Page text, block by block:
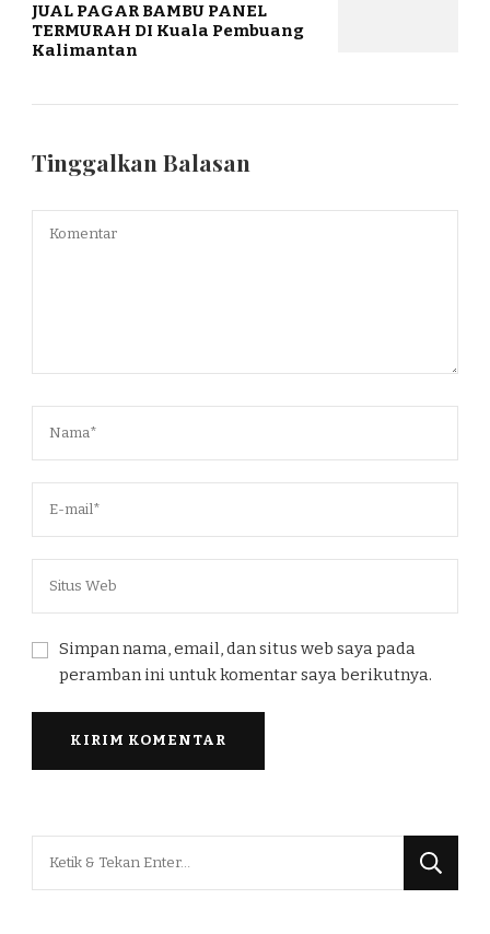
JUAL PAGAR BAMBU PANEL
TERMURAH DI Kuala Pembuang
Kalimantan
Tinggalkan Balasan
Simpan nama, email, dan situs web saya pada
peramban ini untuk komentar saya berikutnya.
Mencari